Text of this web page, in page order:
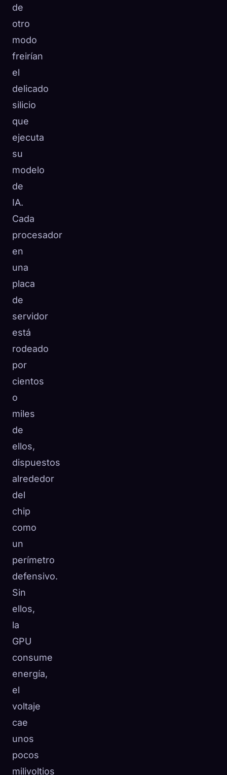
de
otro
modo
freirían
el
delicado
silicio
que
ejecuta
su
modelo
de
IA.
Cada
procesador
en
una
placa
de
servidor
está
rodeado
por
cientos
o
miles
de
ellos,
dispuestos
alrededor
del
chip
como
un
perímetro
defensivo.
Sin
ellos,
la
GPU
consume
energía,
el
voltaje
cae
unos
pocos
milivoltios